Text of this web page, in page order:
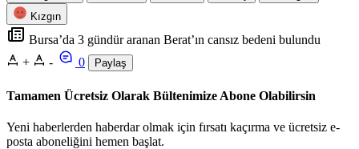
Kızgın
Bursa’da 3 gündür aranan Berat’ın cansız bedeni bulundu
+
- 0 Paylaş
Tamamen Ücretsiz Olarak Bültenimize Abone Olabilirsin
Yeni haberlerden haberdar olmak için fırsatı kaçırma ve ücretsiz e-
posta aboneliğini hemen başlat.